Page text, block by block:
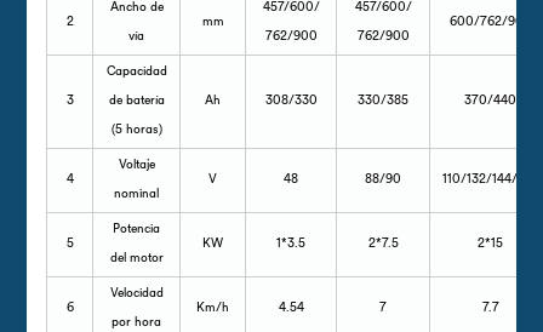
2
Ancho de
vía
mm
457/600/
762/900
457/600/
762/900
600/762/900
3
Capacidad
de batería
(5 horas)
Ah 308/330 330/385 370/440
4
Voltaje
nominal
V 48 88/90 110/132/144/140
5
Potencia
del motor
KW 1*3.5 2*7.5 2*15
6
Velocidad
por hora
Km/h 4.54 7 7.7